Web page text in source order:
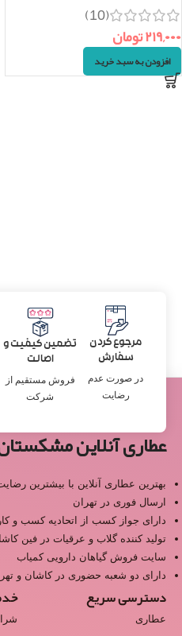
(10)
۲۱۹,۰۰۰تومان
افزودن به سبد خرید
مرجوع کردن
سفارش
در صورت عدم
رضایت
تضمین کیفیت و
اصالت
فروش مستقیم از
شرکت
عطاری آنلاین
بهترین عطاری آنلاین با بیشترین
ارسال فوری در تهران
دارای جواز کسب از اتحادیه کسب و
تولید کننده گلاب و عرقیات در فین
سایت فروش گیاهان دارویی کمیاب
دارای دو شعبه حضوری در کاشان و
دسترسی سریع
عطاری